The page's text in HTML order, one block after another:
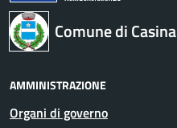
Comune di Casina
AMMINISTRAZIONE
Organi di governo